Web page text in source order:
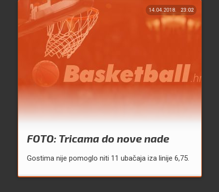
14.04.2018. 23:02
FOTO: Tricama do nove nade
Gostima nije pomoglo niti 11 ubačaja iza linije 6,75.